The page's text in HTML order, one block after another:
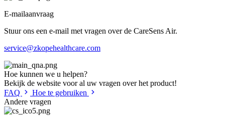
E-mailaanvraag
Stuur ons een e-mail met vragen over de CareSens Air.
service@zkopehealthcare.com
Hoe kunnen we u helpen?
Bekijk de website voor al uw vragen over het product!
FAQ
Hoe te gebruiken
Andere vragen